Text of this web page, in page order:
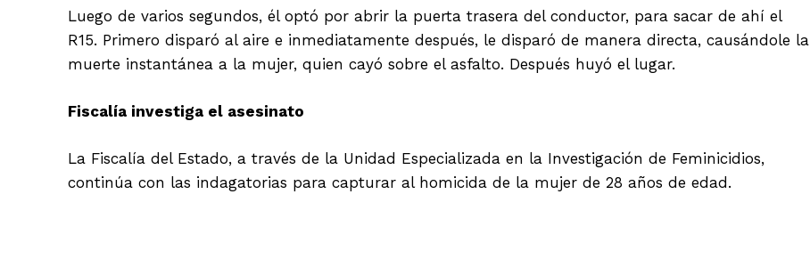
Luego de varios segundos, él optó por abrir la puerta trasera del conductor, para sacar de ahí el
R15. Primero disparó al aire e inmediatamente después, le disparó de manera directa, causándole la
muerte instantánea a la mujer, quien cayó sobre el asfalto. Después huyó el lugar.
Fiscalía investiga el asesinato
La Fiscalía del Estado, a través de la Unidad Especializada en la Investigación de Feminicidios,
continúa con las indagatorias para capturar al homicida de la mujer de 28 años de edad.